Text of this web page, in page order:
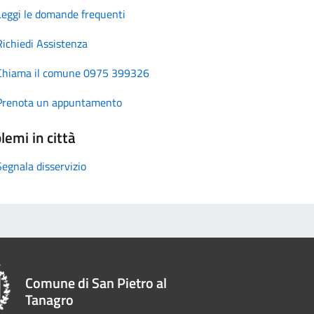
le domande frequenti
Assistenza
il comune 0975 399326
un appuntamento
in città
disservizio
Comune di San Pietro al
Tanagro